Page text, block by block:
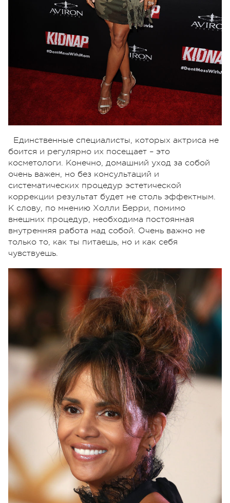
Единственные специалисты, которых актриса не
боится и регулярно их посещает – это
косметологи. Конечно, домашний уход за собой
очень важен, но без консультаций и
систематических процедур эстетической
коррекции результат будет не столь эффектным.
К слову, по мнению Холли Берри, помимо
внешних процедур, необходима постоянная
внутренняя работа над собой. Очень важно не
только то, как ты питаешь, но и как себя
чувствуешь.